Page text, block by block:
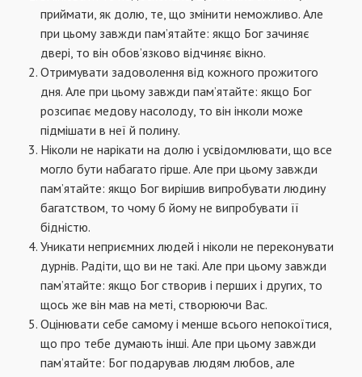
приймати, як долю, те, що змінити неможливо. Але
при цьому завжди пам’ятайте: якщо Бог зачиняє
двері, то він обов’язково відчиняє вікно.
Отримувати задоволення від кожного прожитого
дня. Але при цьому завжди пам’ятайте: якщо Бог
розсипає медову насолоду, то він інколи може
підмішати в неї й полину.
Ніколи не нарікати на долю і усвідомлювати, що все
могло бути набагато гірше. Але при цьому завжди
пам’ятайте: якщо Бог вирішив випробувати людину
багатством, то чому б йому не випробувати її
бідністю.
Уникати неприємних людей і ніколи не переконувати
дурнів. Радіти, що ви не такі. Але при цьому завжди
пам’ятайте: якщо Бог створив і перших і других, то
щось же він мав на меті, створюючи Вас.
Оцінювати себе самому і менше всього непокоїтися,
що про тебе думають інші. Але при цьому завжди
пам’ятайте: Бог подарував людям любов, але